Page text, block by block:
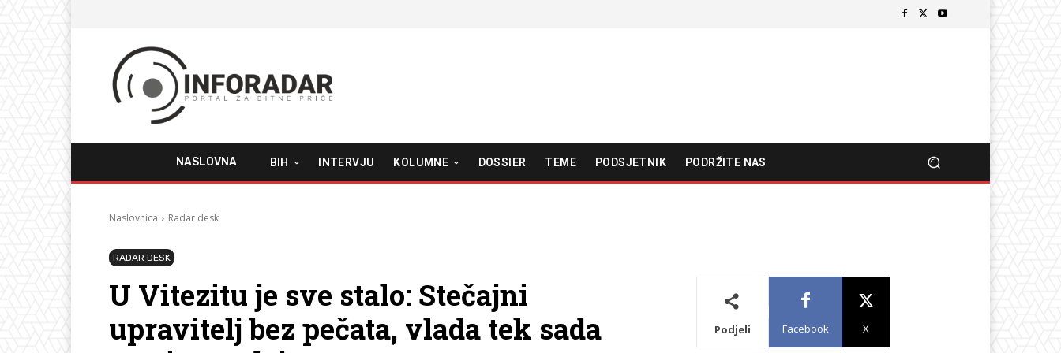
NASLOVNA BIH INTERVJU KOLUMNE DOSSIER TEME PODSJETNIK PODRŽITE NAS
Naslovnica Radar desk
RADAR DESK
U Vitezitu je sve stalo: Stečajni
upravitelj bez pečata, vlada tek sada
Podjeli Facebook X